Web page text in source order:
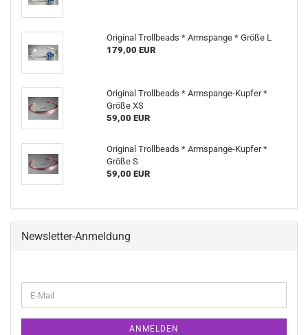
Original Trollbeads * Armspange * Größe L
179,00 EUR
Original Trollbeads * Armspange-Kupfer *
Größe XS
59,00 EUR
Original Trollbeads * Armspange-Kupfer *
Größe S
59,00 EUR
Newsletter-Anmeldung
ZUR
E-
Mail
ANMELDEN